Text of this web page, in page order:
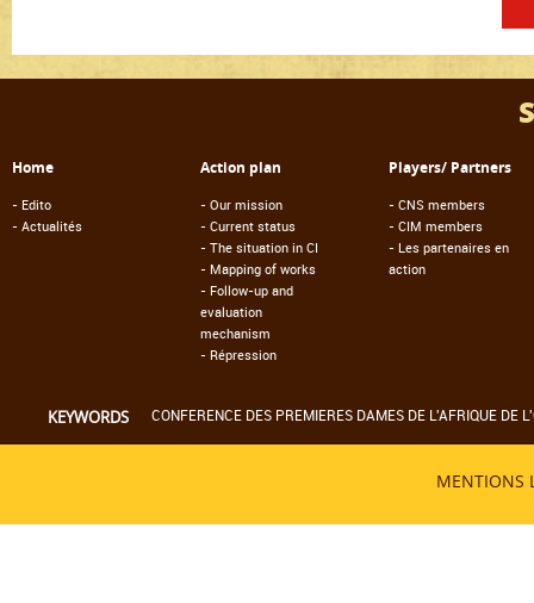
Home
- Edito
- Actualités
Action plan
- Our mission
- Current status
- The situation in CI
- Mapping of works
- Follow-up and
evaluation
mechanism
- Répression
Players/ Partners
- CNS members
- CIM members
- Les partenaires en
action
KEYWORDS CONFERENCE DES PREMIERES DAMES DE L'AFRIQUE DE
MENTIONS